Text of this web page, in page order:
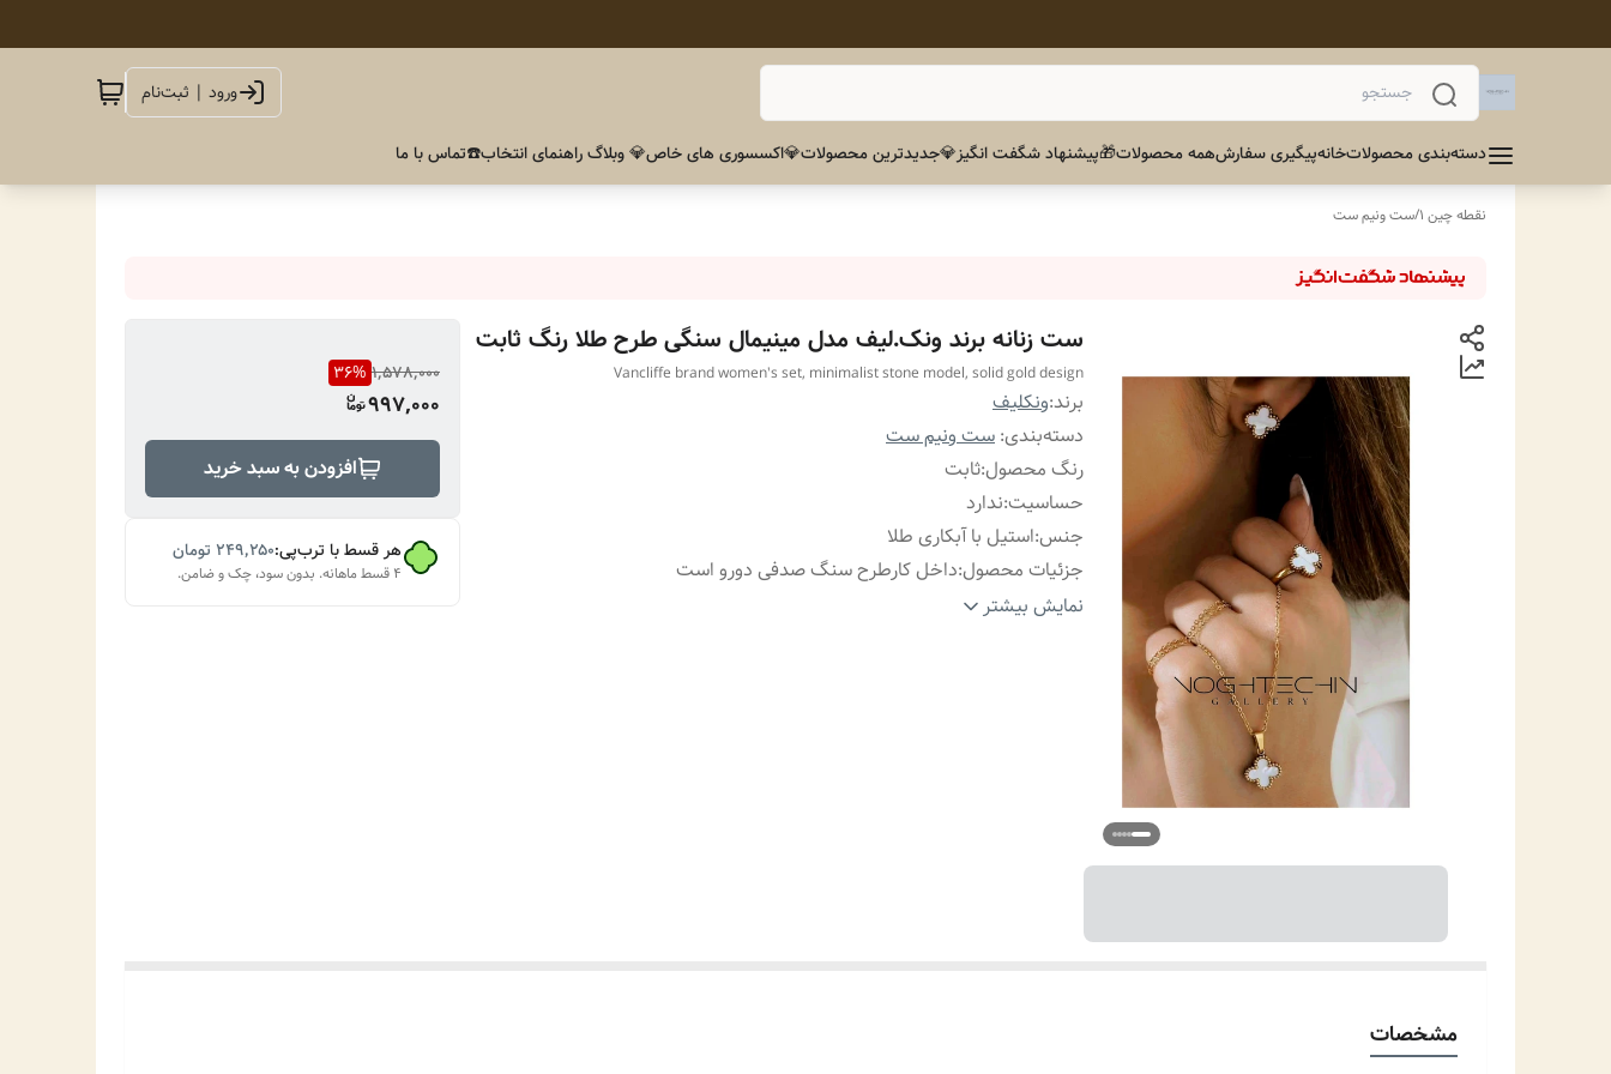
ورود | ثبت‌نام
دسته‌بندی محصولاتخانهپیگیری سفارشهمه محصولات🎁پیشنهاد شگفت انگیز💎جدیدترین محصولات💎اکسسوری های خاص💎 وبلاگ راهنمای انتخاب☎️تماس با ما
نقطه چین 1 /ست ونیم ست
ست زنانه برند ونک.لیف مدل مینیمال سنگی طرح طلا رنگ ثابت
Vancliffe brand women's set, minimalist stone model, solid gold design
برند:ونکلیف
دسته‌بندی: ست ونیم ست
رنگ محصول:ثابت
حساسیت:ندارد
جنس:استیل با آبکاری طلا
جزئیات محصول:داخل کارطرح سنگ صدفی دورو است
سایز بنگل:فری سایزنمایش بیشتر
1,578,000
36%
997,000
افزودن به سبد خرید
هر قسط با ترب‌پی:۲۴۹٬۲۵۰ تومان
۴ قسط ماهانه. بدون سود، چک و ضامن.
مشخصات